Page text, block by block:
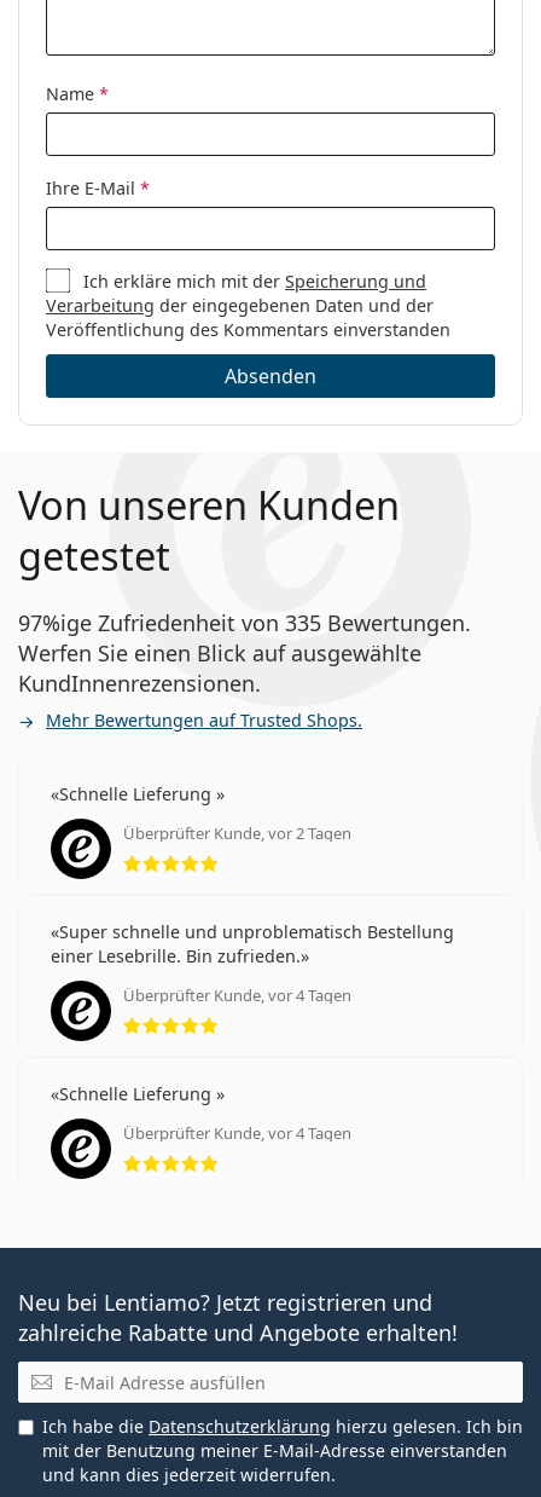
Code:
0PH1198 9157 56
Name *
Ihre E-Mail *
Ich erkläre mich mit derSpeicherung und
Verarbeitung der eingegebenen Daten und der
Veröffentlichung des Kommentars einverstanden
Absenden
Von unseren Kunden
getestet
97%ige Zufriedenheit von 335 Bewertungen.
Werfen Sie einen Blick auf ausgewählte
KundInnenrezensionen.
Mehr Bewertungen auf Trusted Shops.
Schnelle Lieferung
Überprüfter Kunde, vor 2 Tagen
Bewertung 5 aus 5
Super schnelle und unproblematisch Bestellung
einer Lesebrille. Bin zufrieden.
Überprüfter Kunde, vor 4 Tagen
Bewertung 5 aus 5
Schnelle Lieferung
Überprüfter Kunde, vor 4 Tagen
Bewertung 5 aus 5
Neu bei Lentiamo? Jetzt registrieren und
zahlreiche Rabatte und Angebote erhalten!
E-Mail
Ich habe die Datenschutzerklärung hierzu gelesen. Ich bin
mit der Benutzung meiner E-Mail-Adresse einverstanden
und kann dies jederzeit widerrufen.